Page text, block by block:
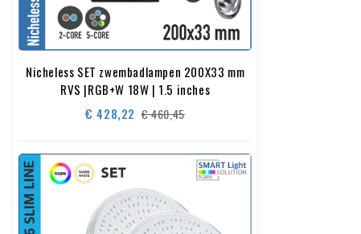
Nicheless SET zwembadlampen 200X33 mm
RVS |RGB+W 18W | 1.5 inches
€ 428,22 Normale
€ 460,45Prijs